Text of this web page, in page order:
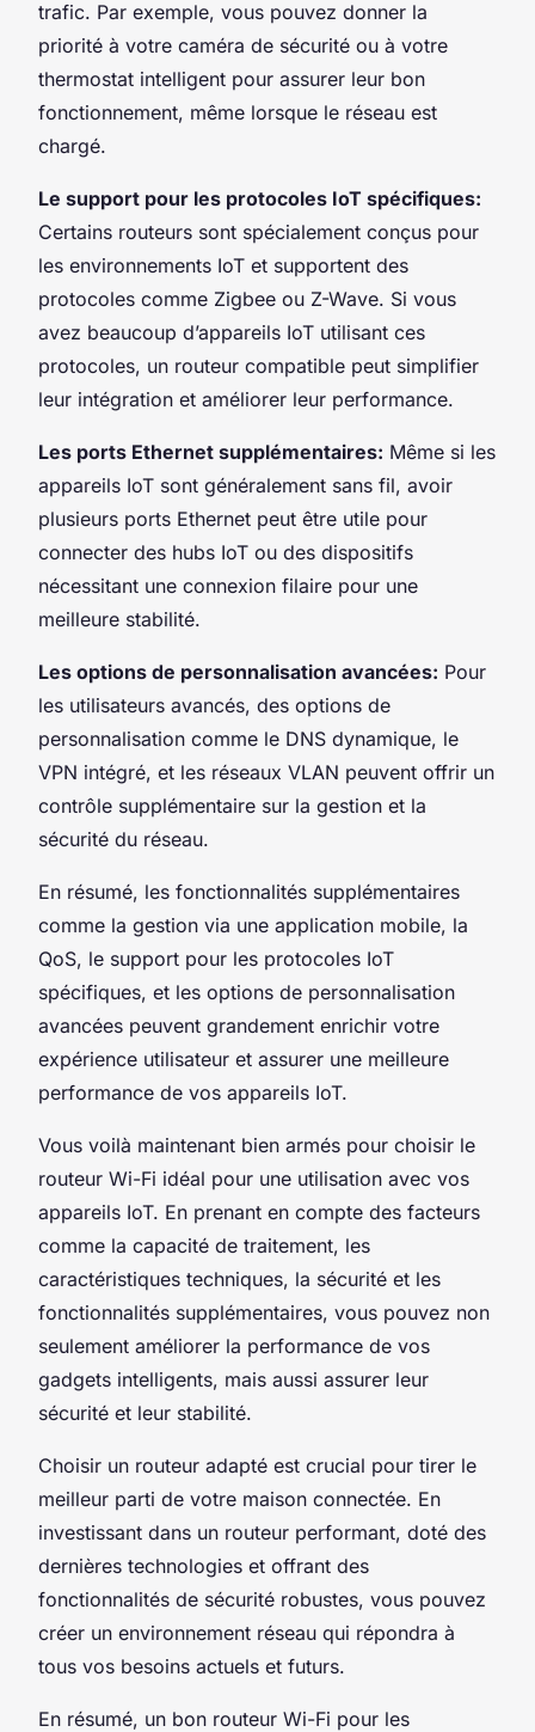
trafic. Par exemple, vous pouvez donner la
priorité à votre caméra de sécurité ou à votre
thermostat intelligent pour assurer leur bon
fonctionnement, même lorsque le réseau est
chargé.
Le support pour les protocoles IoT spécifiques:
Certains routeurs sont spécialement conçus pour
les environnements IoT et supportent des
protocoles comme Zigbee ou Z-Wave. Si vous
avez beaucoup d’appareils IoT utilisant ces
protocoles, un routeur compatible peut simplifier
leur intégration et améliorer leur performance.
Les ports Ethernet supplémentaires: Même si les
appareils IoT sont généralement sans fil, avoir
plusieurs ports Ethernet peut être utile pour
connecter des hubs IoT ou des dispositifs
nécessitant une connexion filaire pour une
meilleure stabilité.
Les options de personnalisation avancées: Pour
les utilisateurs avancés, des options de
personnalisation comme le DNS dynamique, le
VPN intégré, et les réseaux VLAN peuvent offrir un
contrôle supplémentaire sur la gestion et la
sécurité du réseau.
En résumé, les fonctionnalités supplémentaires
comme la gestion via une application mobile, la
QoS, le support pour les protocoles IoT
spécifiques, et les options de personnalisation
avancées peuvent grandement enrichir votre
expérience utilisateur et assurer une meilleure
performance de vos appareils IoT.
Vous voilà maintenant bien armés pour choisir le
routeur Wi-Fi idéal pour une utilisation avec vos
appareils IoT. En prenant en compte des facteurs
comme la capacité de traitement, les
caractéristiques techniques, la sécurité et les
fonctionnalités supplémentaires, vous pouvez non
seulement améliorer la performance de vos
gadgets intelligents, mais aussi assurer leur
sécurité et leur stabilité.
Choisir un routeur adapté est crucial pour tirer le
meilleur parti de votre maison connectée. En
investissant dans un routeur performant, doté des
dernières technologies et offrant des
fonctionnalités de sécurité robustes, vous pouvez
créer un environnement réseau qui répondra à
tous vos besoins actuels et futurs.
En résumé, un bon routeur Wi-Fi pour les